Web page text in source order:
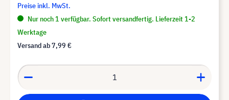
Preise inkl. MwSt.
Nur noch 1 verfügbar. Sofort versandfertig. Lieferzeit 1-2
Werktage
Versand ab7,99 €